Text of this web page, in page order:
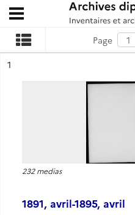
Archives diplomatiques
Ouvrir le menu déroulant
Page
n°
1
232 medias
1891, avril-1895, avril